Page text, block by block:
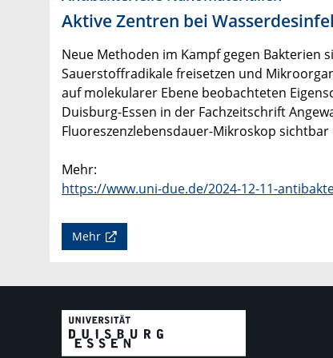
Aktive Zentren bei
Neue Methoden im Kampf gegen Bakterien
Sauerstoffradikale freisetzen und
auf molekularer Ebene beobachteten
Duisburg-Essen in der Fachzeitschrift
Fluoreszenzlebensdauer-Mikroskop
Mehr:
https://www.uni-due.de/2024-12-11-
Mehr